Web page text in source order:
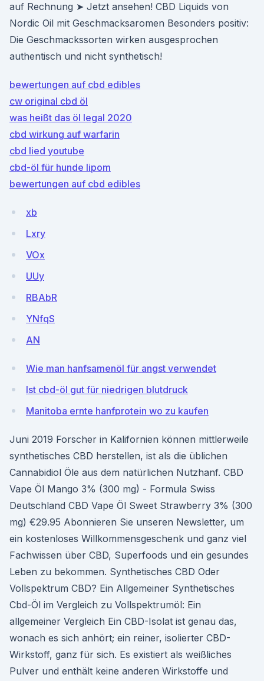
auf Rechnung ➤ Jetzt ansehen! CBD Liquids von
Nordic Oil mit Geschmacksaromen Besonders positiv:
Die Geschmackssorten wirken ausgesprochen
authentisch und nicht synthetisch!
bewertungen auf cbd edibles
cw original cbd öl
was heißt das öl legal 2020
cbd wirkung auf warfarin
cbd lied youtube
cbd-öl für hunde lipom
bewertungen auf cbd edibles
xb
Lxry
VOx
UUy
RBAbR
YNfqS
AN
Wie man hanfsamenöl für angst verwendet
Ist cbd-öl gut für niedrigen blutdruck
Manitoba ernte hanfprotein wo zu kaufen
Juni 2019 Forscher in Kalifornien können mittlerweile
synthetisches CBD herstellen, ist als die üblichen
Cannabidiol Öle aus dem natürlichen Nutzhanf. CBD
Vape Öl Mango 3% (300 mg) - Formula Swiss
Deutschland CBD Vape Öl Sweet Strawberry 3% (300
mg) €29.95 Abonnieren Sie unseren Newsletter, um
ein kostenloses Willkommensgeschenk und ganz viel
Fachwissen über CBD, Superfoods und ein gesundes
Leben zu bekommen. Synthetisches CBD Oder
Vollspektrum CBD? Ein Allgemeiner Synthetisches
Cbd-Öl im Vergleich zu Vollspektrumöl: Ein
allgemeiner Vergleich Ein CBD-Isolat ist genau das,
wonach es sich anhört; ein reiner, isolierter CBD-
Wirkstoff, ganz für sich. Es existiert als weißliches
Pulver und enthält keine anderen Wirkstoffe und